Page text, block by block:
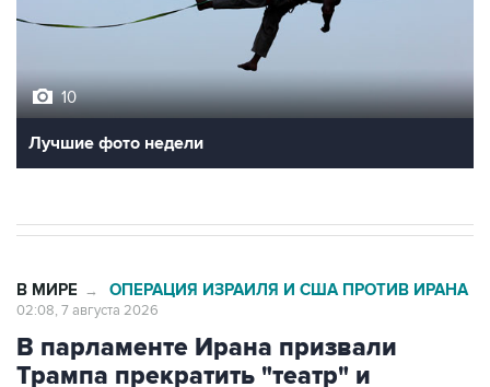
10
Лучшие фото недели
В МИРЕ → ОПЕРАЦИЯ ИЗРАИЛЯ И США ПРОТИВ ИРАНА
02:08, 7 августа 2026
В парламенте Ирана призвали
Трампа прекратить "театр" и